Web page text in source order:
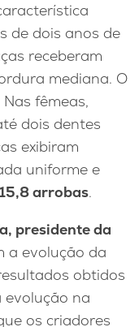
de dois anos de
receberam
mediana. O
Nas fêmeas,
dois dentes
exibiram
uniforme e
15,8 arrobas.
presidente da
a evolução da
obtidos
evolução na
os criadores